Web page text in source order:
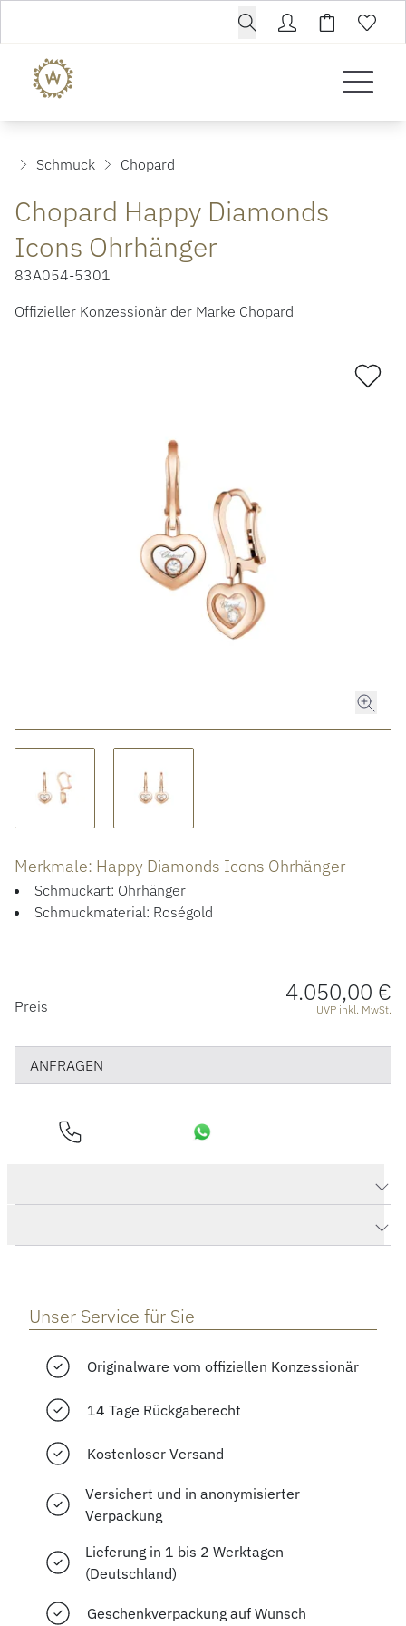
ROLEX CERTIFIED PRE-OWNED
ACCESSOIRES
Schmuck Chopard
Chopard Happy Diamonds
Icons Ohrhänger
83A054-5301
Offizieller Konzessionär der Marke Chopard
Merkmale: Happy Diamonds Icons Ohrhänger
Schmuckart: Ohrhänger
Schmuckmaterial: Roségold
PREISINFORMATIONEN
Preis 4.050,00 €
UVP inkl. MwSt.
ANFRAGEN
Unser Service für Sie
Originalware vom offiziellen Konzessionär
14 Tage Rückgaberecht
Kostenloser Versand
Versichert und in anonymisierter
Verpackung
Lieferung in 1 bis 2 Werktagen
(Deutschland)
Geschenkverpackung auf Wunsch